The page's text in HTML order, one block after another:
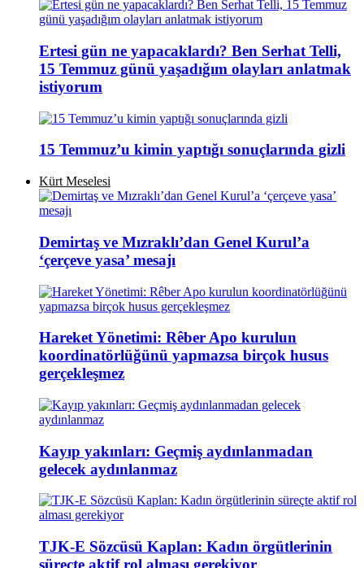
Ertesi gün ne yapacaklardı? Ben Serhat Telli,
15 Temmuz günü yaşadığım olayları anlatmak
istiyorum
15 Temmuz’u kimin yaptığı sonuçlarında gizli
Kürt Meselesi
Demirtaş ve Mızraklı’dan Genel Kurul’a
‘çerçeve yasa’ mesajı
Hareket Yönetimi: Rêber Apo kurulun
koordinatörlüğünü yapmazsa birçok husus
gerçekleşmez
Kayıp yakınları: Geçmiş aydınlanmadan
gelecek aydınlanmaz
TJK-E Sözcüsü Kaplan: Kadın örgütlerinin
süreçte aktif rol alması gerekiyor